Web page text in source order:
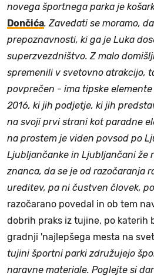
novega športnega parka je
Dončića. Zavedati se moramo,
prepoznavnosti, ki ga je Luka
superzvezdništvo. Z malo
spremenili v svetovno atrakcijo,
povprečen - ima tipske
2016, ki jih podjetje, ki jih
na svoji prvi strani kot paradne
na prostem je viden povsod po
Ljubljančanke in Ljubljančani že
znanca, da se je od razočaranja
ureditev, pa ni čustven človek,
razočarano povedal in ob tem
dobrih praks iz tujine, po katerih
gradnji 'najlepšega mesta na
tujini športni parki združujejo
naravne materiale. Poglejte si